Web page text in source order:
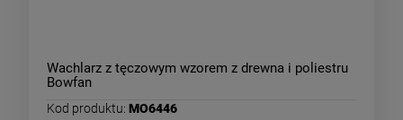
Wachlarz z tęczowym wzorem z drewna i poliestru
Bowfan
Kod produktu: MO6446